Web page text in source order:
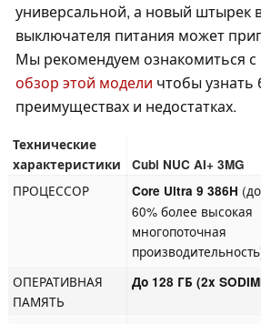
универсальной, а новый штырек
выключателя питания может
Мы рекомендуем ознакомиться
обзор этой модели чтобы
преимуществах и недостатках.
Технические
характеристики
Cubi NUC AI+ 3MG
ПРОЦЕССОР Core Ultra 9 386H (до
60% более высокая
многопоточная
ОПЕРАТИВНАЯ
ПАМЯТЬ
До 128 ГБ (2x